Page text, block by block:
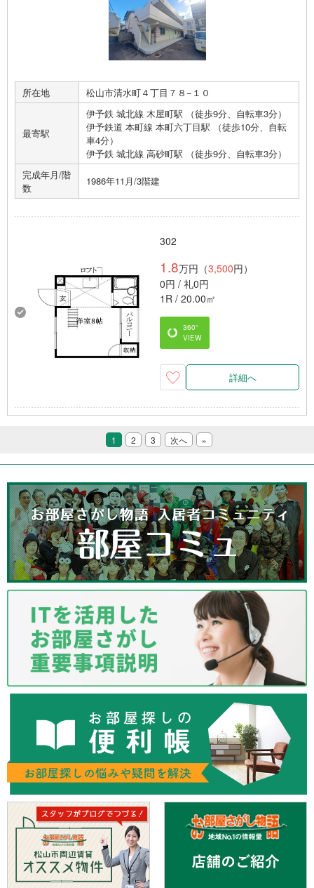
所在地 松山市清水町４丁目７８−１０
最寄駅
伊予鉄 城北線 木屋町駅 （徒歩9分、自転車3分）
伊予鉄道 本町線 本町六丁目駅 （徒歩10分、自転
車4分）
伊予鉄 城北線 高砂町駅 （徒歩9分、自転車3分）
完成年月/階
数
1986年11月/3階建
302
1.8万円（3,500円）
0円 / 礼0円
1R / 20.00㎡
360°
VIEW
詳細へ
1 2 3 次へ »